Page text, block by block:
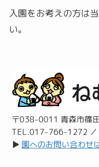
入園をお考えの方は
い。
〒038-0011 青森市篠
TEL.017-766-1272
▶︎ 園へのお問い合わせ